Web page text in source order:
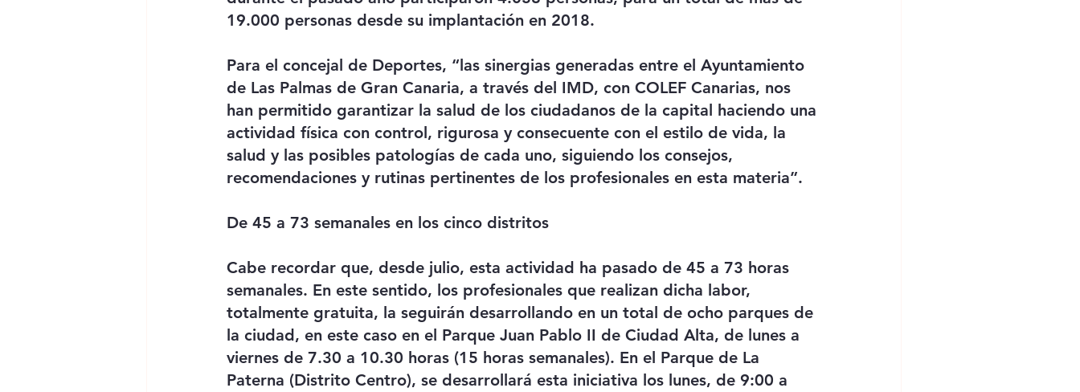
19.000 personas desde su implantación en 2018.
Para el concejal de Deportes, “las sinergias generadas entre el Ayuntamiento
de Las Palmas de Gran Canaria, a través del IMD, con COLEF Canarias, nos
han permitido garantizar la salud de los ciudadanos de la capital haciendo una
actividad física con control, rigurosa y consecuente con el estilo de vida, la
salud y las posibles patologías de cada uno, siguiendo los consejos,
recomendaciones y rutinas pertinentes de los profesionales en esta materia”.
De 45 a 73 semanales en los cinco distritos
Cabe recordar que, desde julio, esta actividad ha pasado de 45 a 73 horas
semanales. En este sentido, los profesionales que realizan dicha labor,
totalmente gratuita, la seguirán desarrollando en un total de ocho parques de
la ciudad, en este caso en el Parque Juan Pablo II de Ciudad Alta, de lunes a
viernes de 7.30 a 10.30 horas (15 horas semanales). En el Parque de La
Paterna (Distrito Centro), se desarrollará esta iniciativa los lunes, de 9:00 a